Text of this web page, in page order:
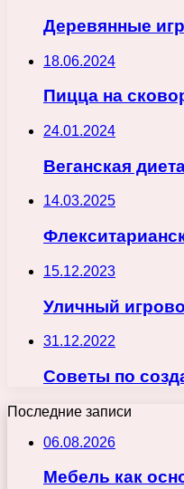
Деревянные
18.06.2024
Пицца на
24.01.2024
Веганская
14.03.2025
15.12.2023
Уличный
31.12.2022
Советы по
Последние записи
06.08.2026
Мебель как